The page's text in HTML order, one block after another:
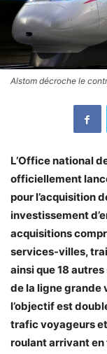
Alstom décroche le
L’Office national
officiellement
pour l’acquisition
investissement
acquisitions
services-villes,
ainsi que 18
de la ligne grande
l’objectif est
trafic voyageurs
roulant arrivant en